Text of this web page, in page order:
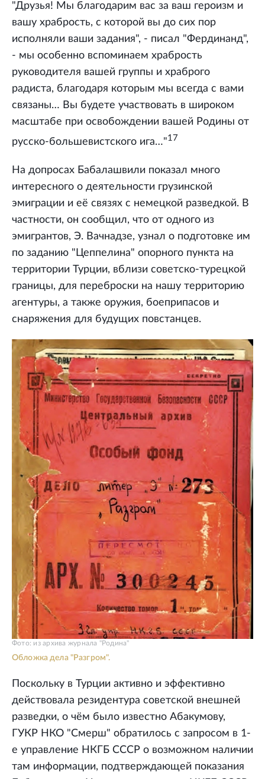
"Друзья! Мы благодарим вас за ваш героизм и
вашу храбрость, с которой вы до сих пор
исполняли ваши задания", - писал "Фердинанд",
- мы особенно вспоминаем храбрость
руководителя вашей группы и храброго
радиста, благодаря которым мы всегда с вами
связаны… Вы будете участвовать в широком
масштабе при освобождении вашей Родины от
русско-большевистского ига…"17
На допросах Бабалашвили показал много
интересного о деятельности грузинской
эмиграции и её связях с немецкой разведкой. В
частности, он сообщил, что от одного из
эмигрантов, Э. Вачнадзе, узнал о подготовке им
по заданию "Цеппелина" опорного пункта на
территории Турции, вблизи советско-турецкой
границы, для переброски на нашу территорию
агентуры, а также оружия, боеприпасов и
снаряжения для будущих повстанцев.
Обложка дела "Разгром".
Фото: из архива журнала "Родина"
Поскольку в Турции активно и эффективно
действовала резидентура советской внешней
разведки, о чём было известно Абакумову,
ГУКР НКО "Смерш" обратилось с запросом в 1-
е управление НКГБ СССР о возможном наличии
там информации, подтверждающей показания